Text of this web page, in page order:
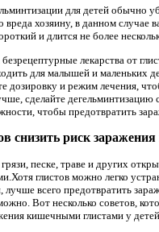
для детей обычно
вреда хозяину, в данном случае
и длится не более
лекарства от
для малышей и маленьких
дозировку и режим лечения,
сделайте дегельминтизацию
чтобы предотвратить
снизить риск заражения
песке, траве и других
глистов можно легко
лучше всего предотвратить
Вот несколько советов,
кишечными глистами у детей.